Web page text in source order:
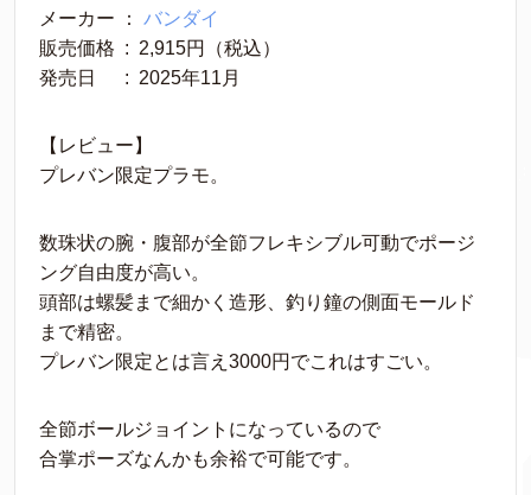
メーカー ： バンダイ
販売価格 ‏ : ‎ 2,915円（税込）
発売日　 ‏ : ‎ 2025年11月
【レビュー】
プレバン限定プラモ。
数珠状の腕・腹部が全節フレキシブル可動でポージ
ング自由度が高い。
頭部は螺髪まで細かく造形、釣り鐘の側面モールド
まで精密。
プレバン限定とは言え3000円でこれはすごい。
全節ボールジョイントになっているので
合掌ポーズなんかも余裕で可能です。